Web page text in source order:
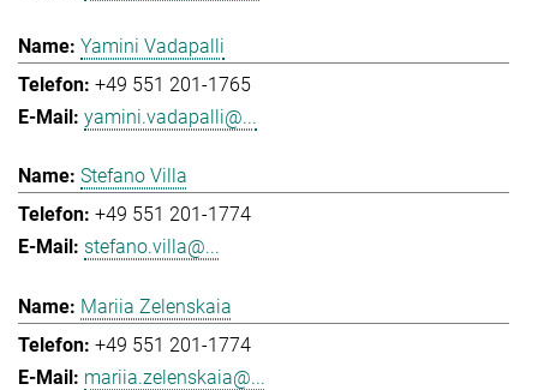
Yamini Vadapalli
+49 551 201-1765
yamini.vadapalli@...
Stefano Villa
+49 551 201-1774
stefano.villa@...
Mariia Zelenskaia
+49 551 201-1774
mariia.zelenskaia@...